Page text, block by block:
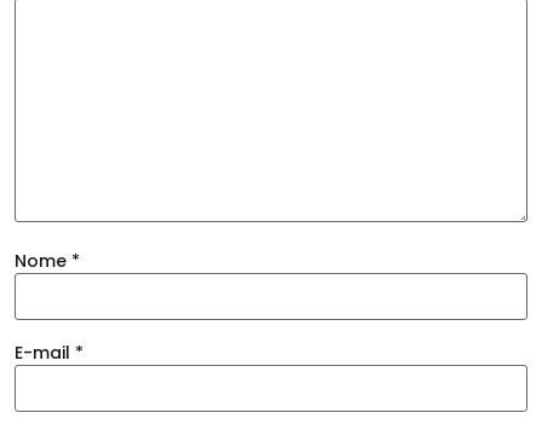
Nome *
E-mail *